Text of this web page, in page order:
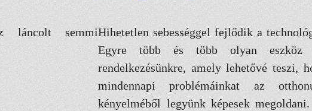
láncolt semmiHihetetlen sebességgel fejlődik a
Egyre több és több olyan eszköz
rendelkezésünkre, amely lehetővé teszi,
mindennapi problémáinkat az
kényelméből legyünk képesek